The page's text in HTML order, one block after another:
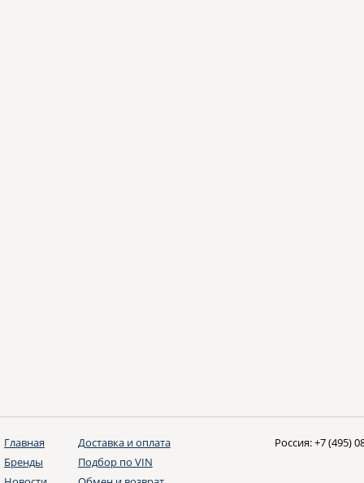
Главная
Бренды
Доставка и оплата
Подбор по VIN
Россия:+7 (495)